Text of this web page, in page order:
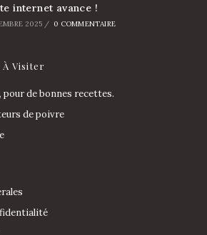
internet avance !
2025 / 0 COMMENTAIRE
À Visiter
pour de bonnes recettes.
de poivre